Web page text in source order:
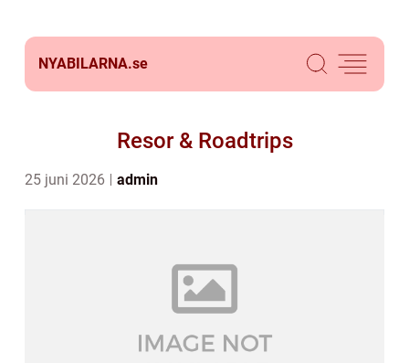
NYABILARNA.se
Resor & Roadtrips
25 juni 2026 admin